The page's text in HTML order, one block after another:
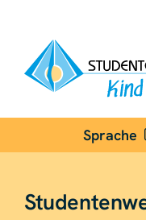
springen
Sprache